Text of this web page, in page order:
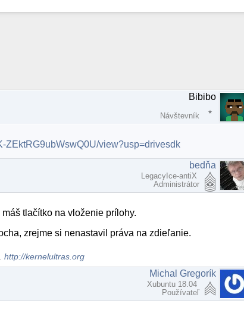
Bibibo
Návštevník
ZEktRG9ubWswQ0U/view?usp=drivesdk
bedňa
LegacyIce-antiX
Administrátor
tlačítko na vloženie prílohy.
zrejme si nenastavil práva na zdieľanie.
http://kernelultras.org
Michal Gregorík
Xubuntu 18.04
Používateľ